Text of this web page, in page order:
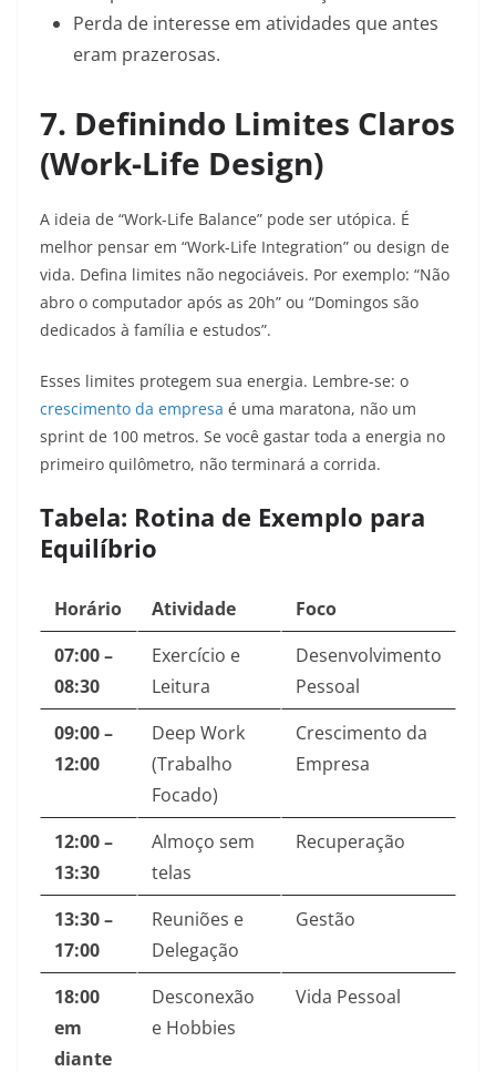
Perda de interesse em atividades que antes
eram prazerosas.
7. Definindo Limites Claros
(Work-Life Design)
A ideia de “Work-Life Balance” pode ser utópica. É
melhor pensar em “Work-Life Integration” ou design de
vida. Defina limites não negociáveis. Por exemplo: “Não
abro o computador após as 20h” ou “Domingos são
dedicados à família e estudos”.
Esses limites protegem sua energia. Lembre-se: o
crescimento da empresa é uma maratona, não um
sprint de 100 metros. Se você gastar toda a energia no
primeiro quilômetro, não terminará a corrida.
Tabela: Rotina de Exemplo para
Equilíbrio
Horário Atividade
Foco
07:00 –
08:30
Exercício e
Leitura
Desenvolvimento
Pessoal
09:00 –
12:00
Deep Work
(Trabalho
Focado)
Crescimento da
Empresa
12:00 –
13:30
Almoço sem
telas
Recuperação
13:30 –
17:00
Reuniões e
Delegação
Gestão
18:00
em
diante
Desconexão
e Hobbies
Vida Pessoal